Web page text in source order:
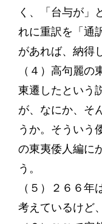
く、「台与が」
れに重訳を「通
があれば、納得
（４）高句麗の
東遷したという
が、なにか、そ
うか。そういう
の東夷倭人編に
う。
（５）２６６
考えているけど